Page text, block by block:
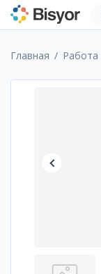
Главная Работа